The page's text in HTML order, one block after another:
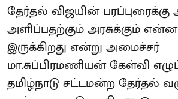
தேர்தல் விஜயின் பரப்புரைக்கு
அளிப்பதற்கும் அரசுக்கும்
இருக்கிறது என்று அமைச்சர்
மா.சுப்பிரமணியன் கேள்வி
தமிழ்நாடு சட்டமன்ற தேர்தல்